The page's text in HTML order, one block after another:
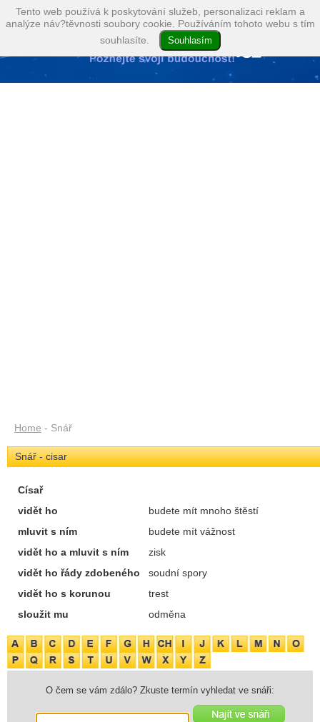
Home - Snář
Snář - cisar
Císař
vidět ho
budete mít mnoho štěstí
mluvit s ním
budete mít vážnost
vidět ho a mluvit s ním
zisk
vidět ho řády zdobeného
soudní spory
vidět ho s korunou
trest
sloužit mu
odměna
O čem se vám zdálo? Zkuste termín vyhledat ve snáři:
Tento web používá k poskytování služeb, personalizaci reklam a
analýze náv?těvnosti soubory cookie. Používáním tohoto webu s tím
souhlasíte.